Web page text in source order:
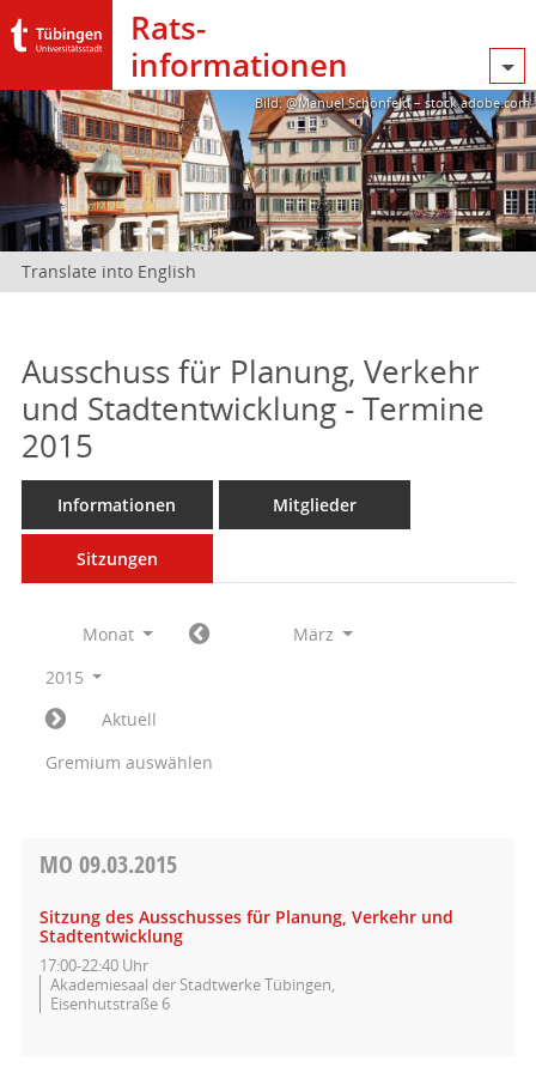
Rats­
informationen
Bild: @Manuel Schönfeld – stock.adobe.com
Translate into English
Ausschuss für Planung, Verkehr
und Stadtentwicklung - Termine
2015
Informationen Mitglieder
Sitzungen
Monat
März
2015
Aktuell
Gremium auswählen
MO 09.03.2015
Sitzung des Ausschusses für Planung, Verkehr und
Stadtentwicklung
17:00-22:40 Uhr
Akademiesaal der Stadtwerke Tübingen,
Eisenhutstraße 6